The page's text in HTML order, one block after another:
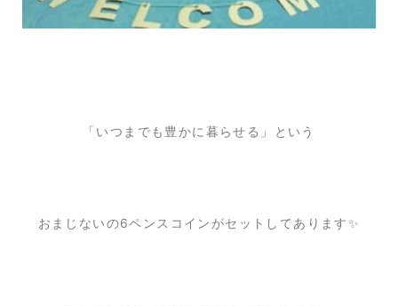
「いつまでも豊かに暮らせる」という
おまじないの6ペンスコインがセットしてあります✨